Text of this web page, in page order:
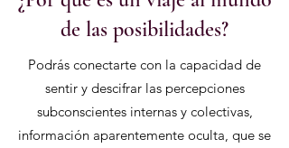
de las posibilidades?
Podrás conectarte con la capacidad de
sentir y descifrar las percepciones
subconscientes internas y colectivas,
información aparentemente oculta, que se